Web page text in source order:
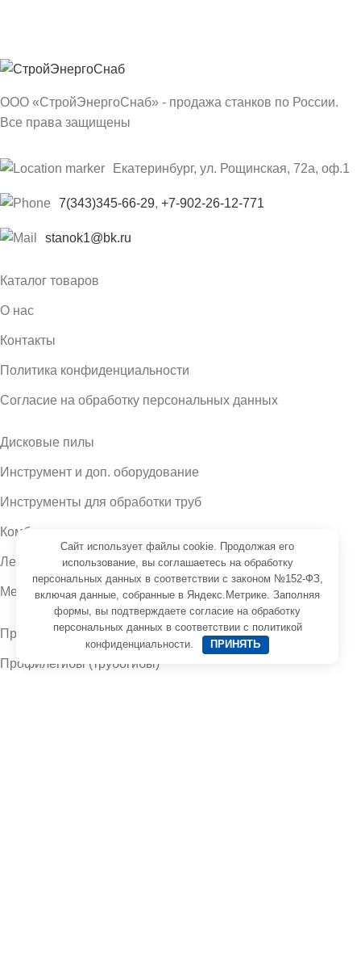
ООО «СтройЭнергоСнаб» - продажа станков по России.
Все права защищены
Екатеринбург, ул. Рощинская, 72а, оф.1
7(343)345-66-29, +7-902-26-12-771
stanok1@bk.ru
Каталог товаров
О нас
Контакты
Политика конфиденциальности
Согласие на обработку персональных данных
Дисковые пилы
Инструмент и доп. оборудование
Инструменты для обработки труб
Комбинированные станки
Ленточнопильные станки
Металлообрабатывающие станки
Прессы
Профилегибы (трубогибы)
Сайт использует файлы cookie. Продолжая его
использование, вы соглашаетесь на обработку
персональных данных в соответствии с законом №152-ФЗ,
включая данные, собранные в Яндекс.Метрике. Заполняя
формы, вы подтверждаете согласие на обработку
персональных данных в соответствии с политикой
конфиденциальности
ПРИНЯТЬ